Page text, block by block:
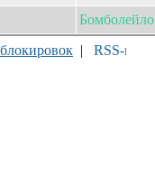
Бомболейло
|